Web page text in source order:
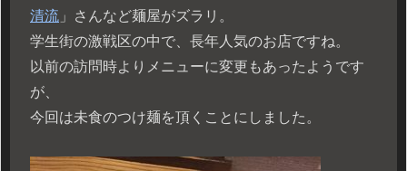
清流 」さんなど麺屋がズラリ。
学生街の激戦区の中で、長年人気のお店ですね。
以前の訪問時よりメニューに変更もあったようです
が、
今回は未食のつけ麺を頂くことにしました。